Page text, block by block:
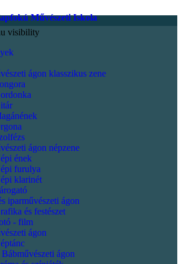
Művészeti Iskola
visibility
ágon klasszikus zene
ágon népzene
ének
furulya
klarinét
iparművészeti ágon
és festészet
- film
ágon
Bábművészeti ágon